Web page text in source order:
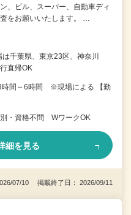
、ビル、スーパー、自動車ディ
をお願いいたします。 …
千葉県、東京23区、神奈川
直帰OK
時間～6時間 ※現場による 【勤
・資格不問 WワークOK
細を見る
07/10 掲載終了日： 2026/09/11